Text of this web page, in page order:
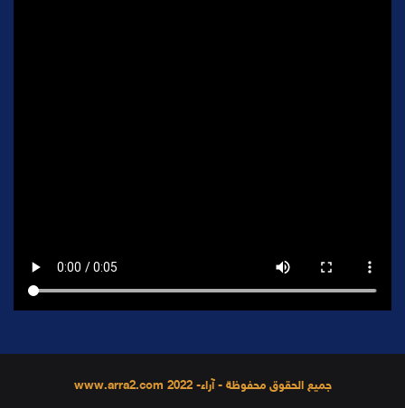
جميع الحقوق محفوظة - آراء- 2022 www.arra2.com